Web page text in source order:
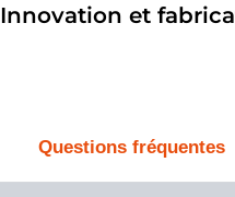
Innovation et
Questions fréquentes